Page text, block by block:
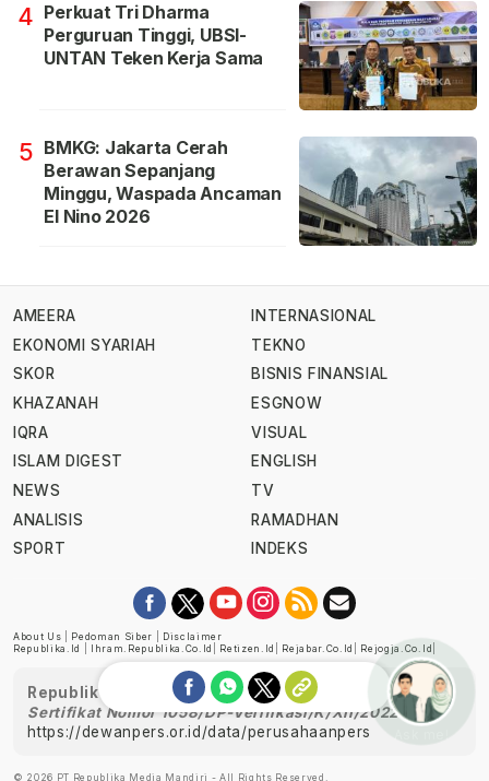
4 Perkuat Tri Dharma
Perguruan Tinggi, UBSI-
UNTAN Teken Kerja Sama
5 BMKG: Jakarta Cerah
Berawan Sepanjang
Minggu, Waspada Ancaman
El Nino 2026
AMEERA
EKONOMI SYARIAH
SKOR
KHAZANAH
IQRA
ISLAM DIGEST
NEWS
ANALISIS
SPORT
INTERNASIONAL
TEKNO
BISNIS FINANSIAL
ESGNOW
VISUAL
ENGLISH
TV
RAMADHAN
INDEKS
About Us Pedoman Siber
Disclaimer
Republika.id
Ihram.republika.co.id Retizen.id Rejabar.co.id Rejogja.co.id
Republika telah diverifikasi oleh Dewan Pers
Sertifikat Nomor 1058/DP-Verifikasi/K/XII/2022
https://dewanpers.or.id/data/perusahaanpers
© 2026 PT Republika Media Mandiri - All Rights Reserved.